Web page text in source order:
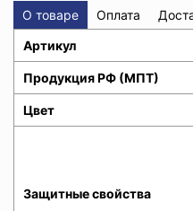
О товаре Оплата
Артикул
Продукция РФ (МПТ)
Цвет
Защитные свойства